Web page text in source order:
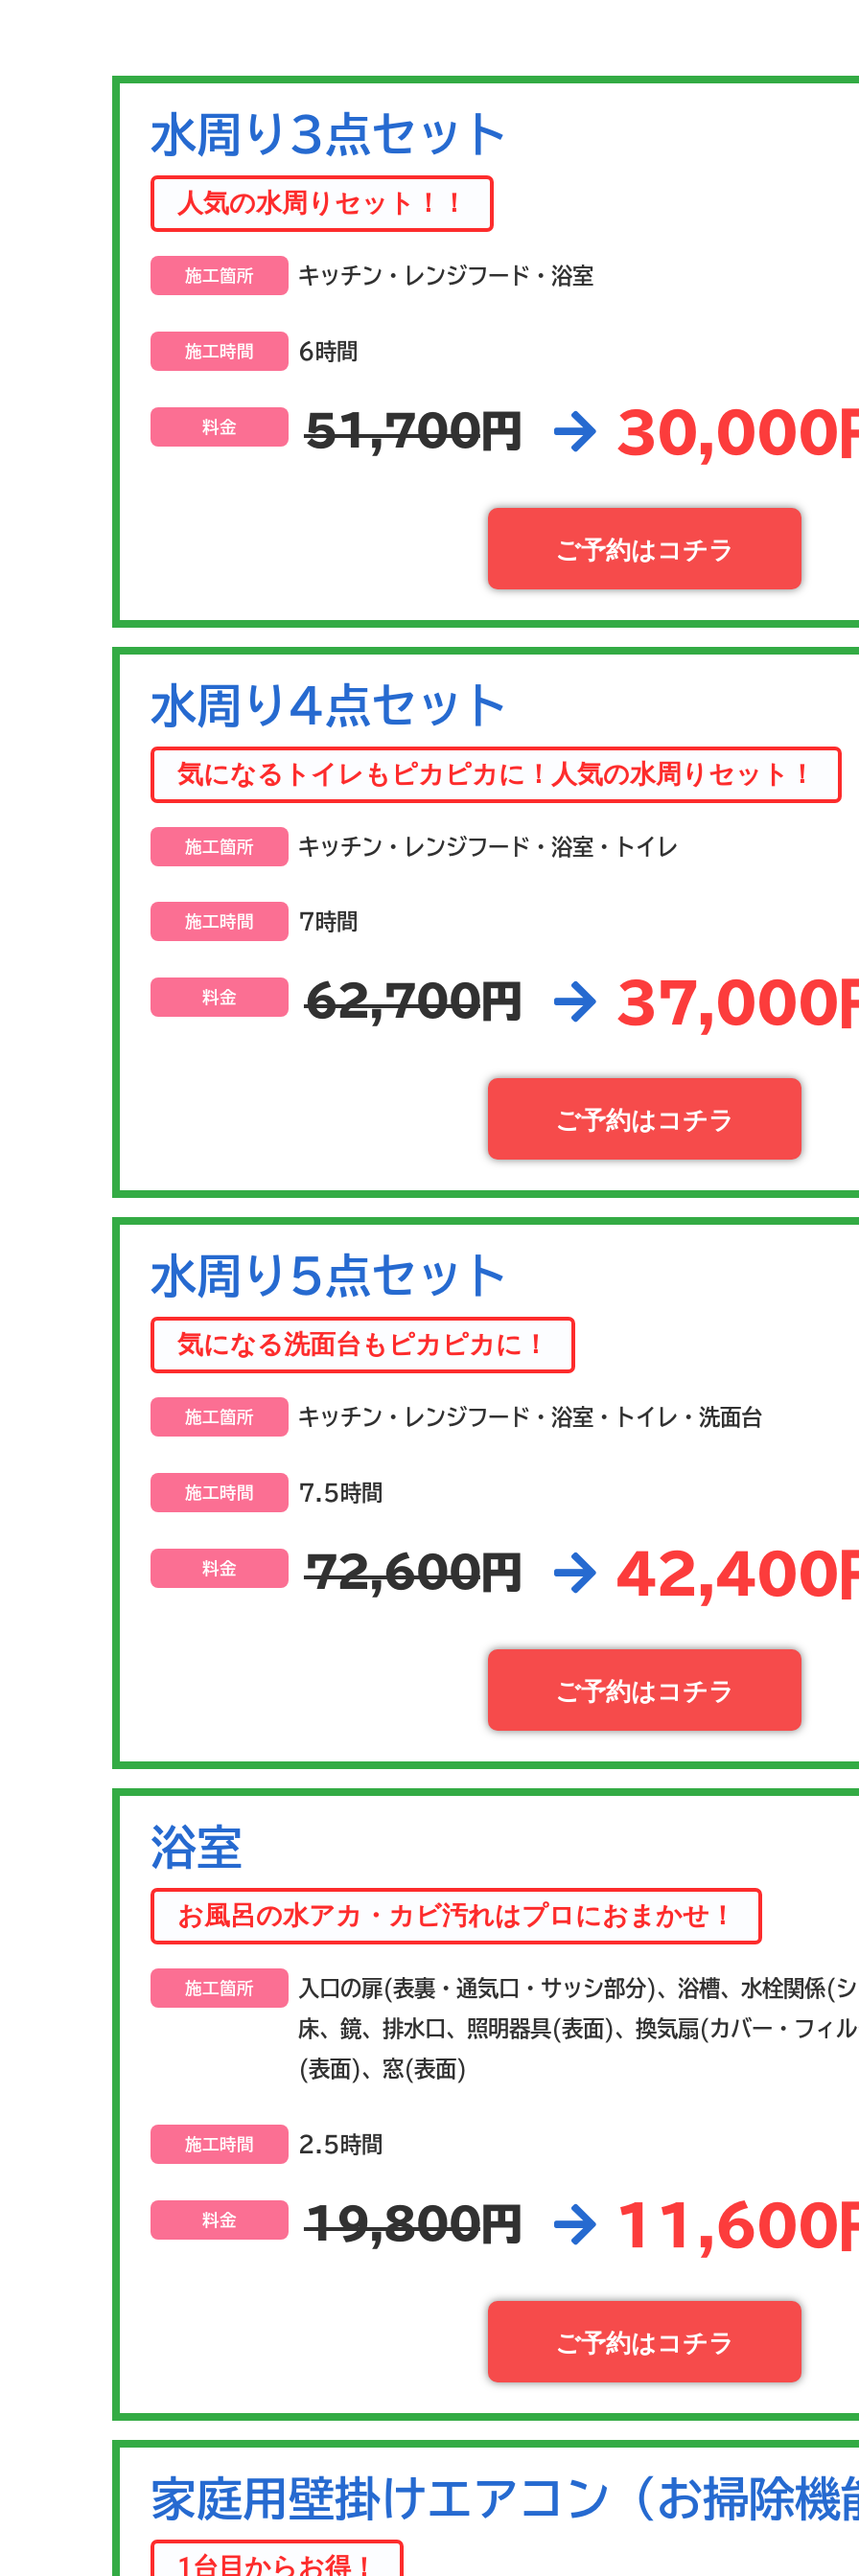
水周り3点セット
人気の水周りセット！！
施工箇所 キッチン・レンジフード・浴室
施工時間 6時間
料金 51,700円 30,000
ご予約はコチラ
水周り4点セット
気になるトイレもピカピカに！人気の水周りセット！
施工箇所 キッチン・レンジフード・浴室・トイレ
施工時間 7時間
料金 62,700円 37,000
ご予約はコチラ
水周り5点セット
気になる洗面台もピカピカに！
施工箇所 キッチン・レンジフード・浴室・トイレ・洗面台
施工時間 7.5時間
料金 72,600円 42,400
ご予約はコチラ
浴室
お風呂の水アカ・カビ汚れはプロにおまかせ！
施工箇所
入口の扉(表裏・通気口・サッシ部分)、浴槽、水栓関係(
床、鏡、排水口、照明器具(表面)、換気扇(カバー・フィ
(表面)、窓(表面)
施工時間 2.5時間
料金 19,800円 11,600
ご予約はコチラ
家庭用壁掛けエアコン（お掃除機
1台目からお得！